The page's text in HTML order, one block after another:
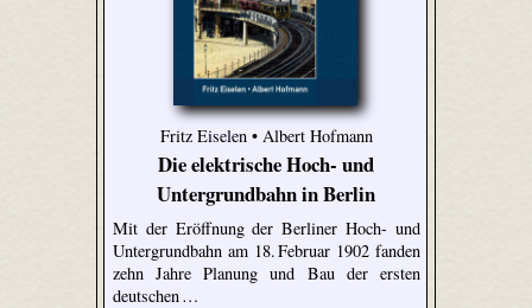
Fritz Eiselen • Albert Hofmann
Die elektrische Hoch- und
Untergrundbahn in Berlin
Mit der Eröffnung der Berliner Hoch- und
Untergrundbahn am 18. Februar 1902 fanden
zehn Jahre Planung und Bau der ersten
deutschen …